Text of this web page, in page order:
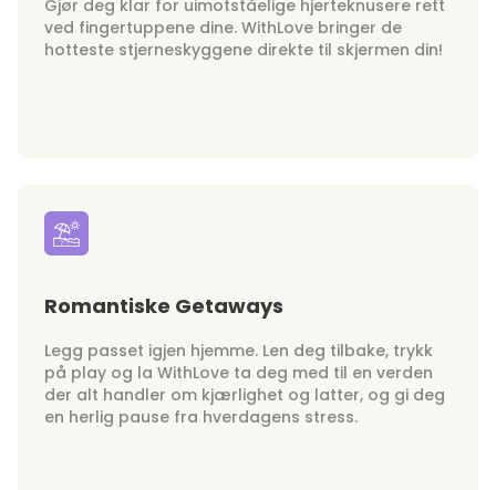
Gjør deg klar for uimotståelige hjerteknusere rett
ved fingertuppene dine. WithLove bringer de
hotteste stjerneskyggene direkte til skjermen din!
Romantiske Getaways
Legg passet igjen hjemme. Len deg tilbake, trykk
på play og la WithLove ta deg med til en verden
der alt handler om kjærlighet og latter, og gi deg
en herlig pause fra hverdagens stress.